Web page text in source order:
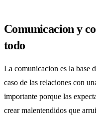
Comunicacion y
todo
La comunicacion es la base
caso de las relaciones con
importante porque las
crear malentendidos que